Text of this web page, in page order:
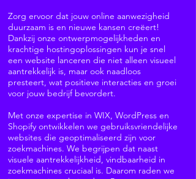
Zorg ervoor dat jouw online aanwezigheid
duurzaam is en nieuwe kansen creëert!
Dankzij onze ontwerpmogelijkheden en
krachtige hostingoplossingen kun je snel
een website lanceren die niet alleen visueel
aantrekkelijk is, maar ook naadloos
presteert, wat positieve interacties en groei
voor jouw bedrijf bevordert.
Met onze expertise in WIX, WordPress en
Shopify ontwikkelen we gebruiksvriendelijke
websites die geoptimaliseerd zijn voor
zoekmachines. We begrijpen dat naast
visuele aantrekkelijkheid, vindbaarheid in
zoekmachines cruciaal is. Daarom raden we